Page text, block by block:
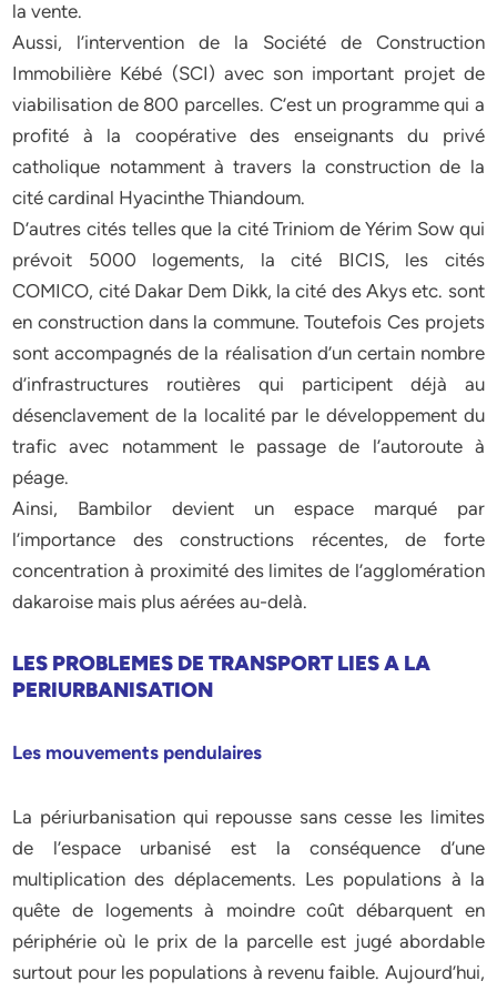
la vente.
Aussi, l’intervention de la Société de Construction
Immobilière Kébé (SCI) avec son important projet de
viabilisation de 800 parcelles. C’est un programme qui a
profité à la coopérative des enseignants du privé
catholique notamment à travers la construction de la
cité cardinal Hyacinthe Thiandoum.
D’autres cités telles que la cité Triniom de Yérim Sow qui
prévoit 5000 logements, la cité BICIS, les cités
COMICO, cité Dakar Dem Dikk, la cité des Akys etc. sont
en construction dans la commune. Toutefois Ces projets
sont accompagnés de la réalisation d’un certain nombre
d’infrastructures routières qui participent déjà au
désenclavement de la localité par le développement du
trafic avec notamment le passage de l’autoroute à
péage.
Ainsi, Bambilor devient un espace marqué par
l’importance des constructions récentes, de forte
concentration à proximité des limites de l’agglomération
dakaroise mais plus aérées au-delà.
LES PROBLEMES DE TRANSPORT LIES A LA
PERIURBANISATION
Les mouvements pendulaires
La périurbanisation qui repousse sans cesse les limites
de l’espace urbanisé est la conséquence d’une
multiplication des déplacements. Les populations à la
quête de logements à moindre coût débarquent en
périphérie où le prix de la parcelle est jugé abordable
surtout pour les populations à revenu faible. Aujourd’hui,